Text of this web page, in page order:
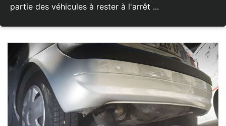
partie des véhicules à rester à l'arrêt ...